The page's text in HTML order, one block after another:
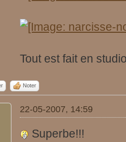
Tout est fait en
Noter
22-05-2007, 14:59
Superbe!!!